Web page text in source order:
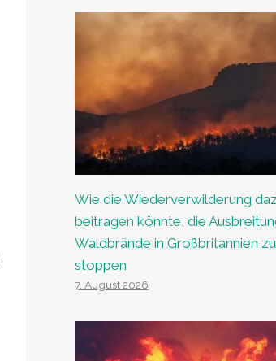
Wie die Wiederverwilderung
beitragen könnte, die
Waldbrände in Großbritannien zu
stoppen
7. August 2026